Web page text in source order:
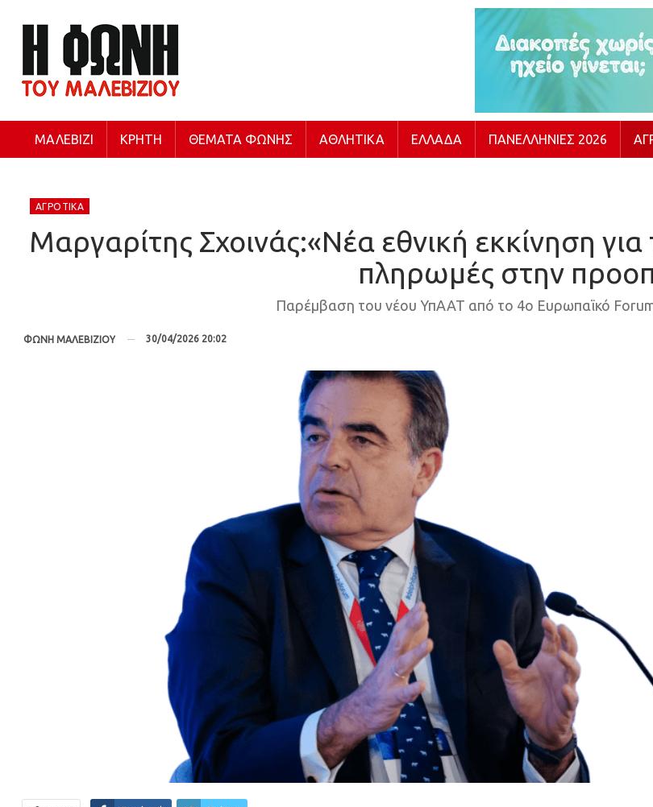
ΜΑΛΕΒΊΖΙ ΚΡΉΤΗ ΘΈΜΑΤΑ ΦΩΝΉΣ ΑΘΛΗΤΙΚΆ ΕΛΛΆΔΑ ΠΑΝΕΛΛΉΝΙΕΣ 2026
ΑΓΡΟΤΙΚΆ
Μαργαρίτης Σχοινάς:«Νέα εθνική εκκίνηση
πληρωμές στην
Παρέμβαση του νέου ΥπΑΑΤ από το 4ο Ευρωπαϊκό
ΦΩΝΗ ΜΑΛΕΒΙΖΙΟΥ 30/04/2026 20:02